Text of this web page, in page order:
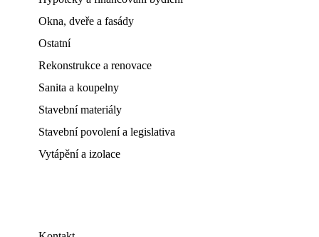
Okna, dveře a fasády
Ostatní
Rekonstrukce a renovace
Sanita a koupelny
Stavební materiály
Stavební povolení a legislativa
Vytápění a izolace